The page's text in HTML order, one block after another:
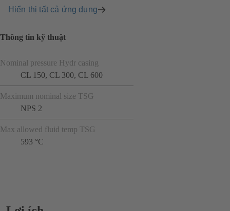
Hiển thị tất cả ứng dụng
Thông tin kỹ thuật
Nominal pressure Hydr casing
CL 150, CL 300, CL 600
Maximum nominal size TSG
NPS 2
Max allowed fluid temp TSG
593 °C